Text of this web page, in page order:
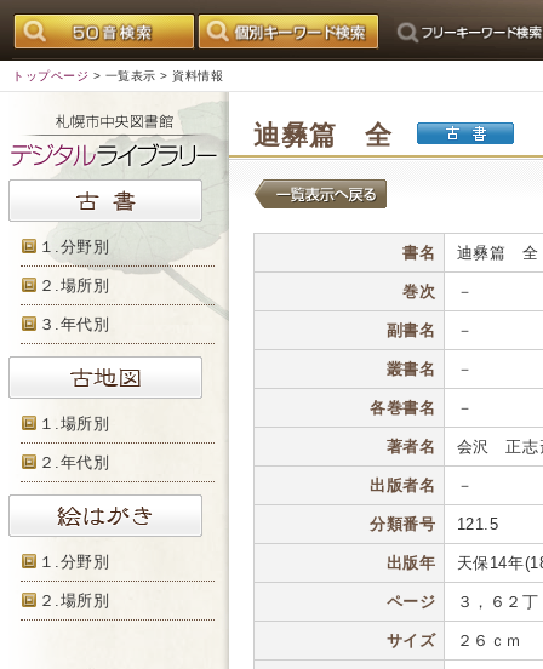
トップページ > 一覧表示 > 資料情報
１.分野別
２.場所別
３.年代別
１.場所別
２.年代別
１.分野別
２.場所別
迪彝篇 全
書名 迪彝篇 全
巻次 －
副書名 －
叢書名 －
各巻書名 －
著者名 会沢 正志
出版者名 －
分類番号 121.5
出版年 天保14年
ページ ３，６２丁
サイズ ２６ｃｍ